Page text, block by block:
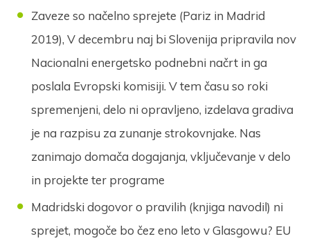
Zaveze so načelno sprejete (Pariz in Madrid
2019), V decembru naj bi Slovenija pripravila nov
Nacionalni energetsko podnebni načrt in ga
poslala Evropski komisiji. V tem času so roki
spremenjeni, delo ni opravljeno, izdelava gradiva
je na razpisu za zunanje strokovnjake. Nas
zanimajo domača dogajanja, vključevanje v delo
in projekte ter programe
Madridski dogovor o pravilih (knjiga navodil) ni
sprejet, mogoče bo čez eno leto v Glasgowu? EU